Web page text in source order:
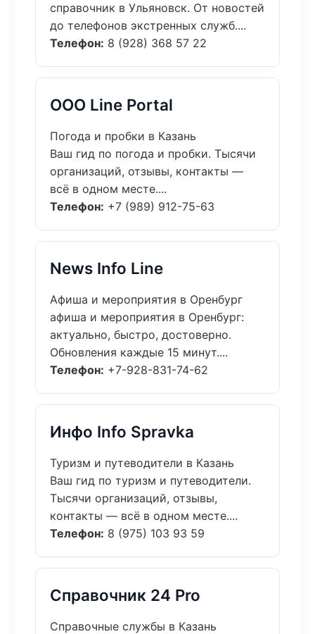
справочник в Ульяновск. От новостей
до телефонов экстренных служб....
Телефон: 8 (928) 368 57 22
ООО Line Portal
Погода и пробки в Казань
Ваш гид по погода и пробки. Тысячи
организаций, отзывы, контакты —
всё в одном месте....
Телефон: +7 (989) 912-75-63
News Info Line
Афиша и мероприятия в Оренбург
афиша и мероприятия в Оренбург:
актуально, быстро, достоверно.
Обновления каждые 15 минут....
Телефон: +7-928-831-74-62
Инфо Info Spravka
Туризм и путеводители в Казань
Ваш гид по туризм и путеводители.
Тысячи организаций, отзывы,
контакты — всё в одном месте....
Телефон: 8 (975) 103 93 59
Справочник 24 Pro
Справочные службы в Казань